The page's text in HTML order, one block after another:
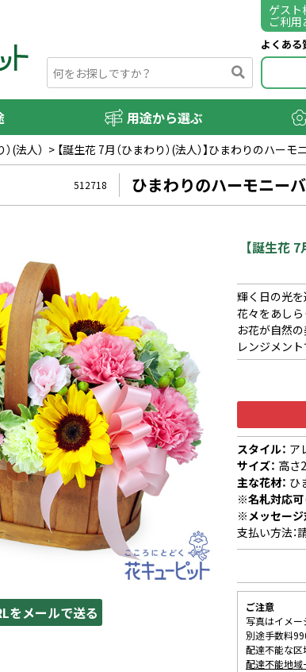
ゲスト
ご利
よくある
用途から選ぶ
(法人） > 【誕生花 7月（ひまわり）(法人）】ひまわりのハーモ
512718 ひまわりのハーモニーバ
をメールで送る
【誕生花
輝く日の光
花々をあし
お花が自然
レンジメント
スタイル： ア
サイズ： 高さ
主な花材： ひ
※名札対応可
※メッセージ
支払い方法：
ご注意
写真はイメー
別途手数料
配達不能な区
配達不能地域